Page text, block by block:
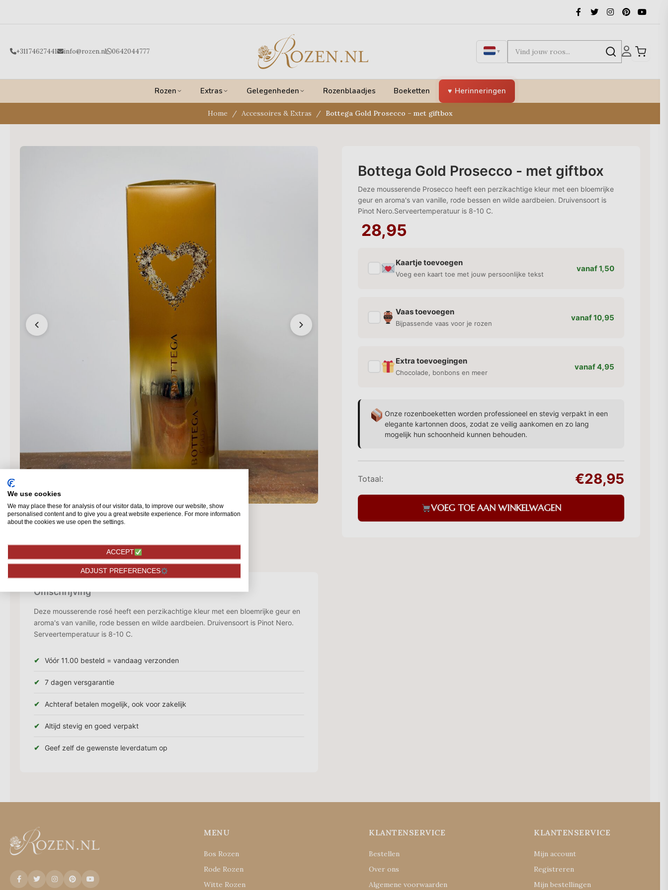
+31174627441 info@rozen.nl 0642044777 ▼
Rozen Extras Gelegenheden Rozenblaadjes Boeketten Herinneringen
Home Accessoires & Extras Bottega Gold Prosecco – met giftbox
Omschrijving
Deze mousserende rosé heeft een perzikachtige kleur met een bloemrijke geur en
aroma's van vanille, rode bessen en wilde aardbeien. Druivensoort is Pinot Nero.
Serveertemperatuur is 8-10 C.
Vóór 11.00 besteld = vandaag verzonden
7 dagen versgarantie
Achteraf betalen mogelijk, ook voor zakelijk
Altijd stevig en goed verpakt
Geef zelf de gewenste leverdatum op
Bottega Gold Prosecco - met giftbox
Deze mousserende Prosecco heeft een perzikachtige kleur met een bloemrijke
geur en aroma's van vanille, rode bessen en wilde aardbeien. Druivensoort is
Pinot Nero.Serveertemperatuur is 8-10 C.
28,95
Kaartje toevoegen
Voeg een kaart toe met jouw persoonlijke tekst
vanaf 1,50
Vaas toevoegen
Bijpassende vaas voor je rozen
vanaf 10,95
Extra toevoegingen
Chocolade, bonbons en meer
vanaf 4,95
Onze rozenboeketten worden professioneel en stevig verpakt in een
elegante kartonnen doos, zodat ze veilig aankomen en zo lang
mogelijk hun schoonheid kunnen behouden.
Totaal: €28,95
VOEG TOE AAN WINKELWAGEN
MENU
Bos Rozen
Rode Rozen
Witte Rozen
KLANTENSERVICE
Bestellen
Over ons
Algemene voorwaarden
KLANTENSERVICE
Mijn account
Registreren
Mijn bestellingen
We use cookies
We may place these for analysis of our visitor data, to improve our website, show
personalised content and to give you a great website experience. For more information
about the cookies we use open the settings.
ACCEPT
ADJUST PREFERENCES